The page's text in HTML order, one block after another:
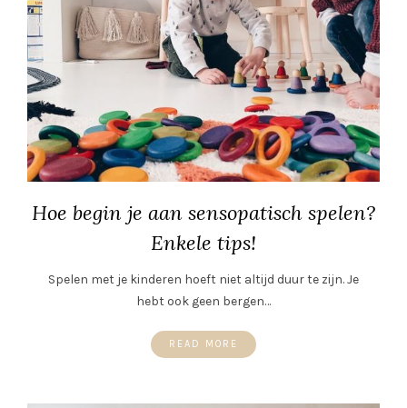
Hoe begin je aan sensopatisch spelen?
Enkele tips!
Spelen met je kinderen hoeft niet altijd duur te zijn. Je
hebt ook geen bergen…
READ MORE